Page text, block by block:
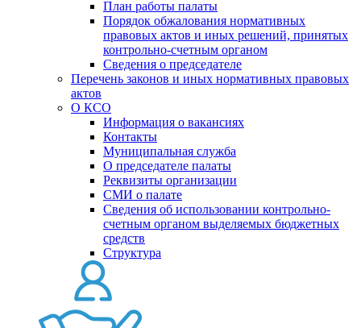
План работы палаты
Порядок обжалования нормативных
правовых актов и иных решений, принятых
контрольно-счетным органом
Сведения о председателе
Перечень законов и иных нормативных правовых
актов
О КСО
Информация о вакансиях
Контакты
Муниципальная служба
О председателе палаты
Реквизиты организации
СМИ о палате
Сведения об использовании контрольно-
счетным органом выделяемых бюджетных
средств
Структура